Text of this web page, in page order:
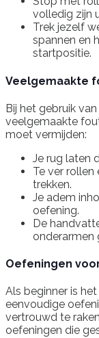
volledig zijn
Trek jezelf
spannen en
startpositie.
Veelgemaakte
Bij het gebruik
veelgemaakte
moet vermijden:
Je rug laten
Te ver
trekken.
Je adem
oefening.
De
onderarmen
Oefeningen
Als beginner is
eenvoudige
vertrouwd te
oefeningen die